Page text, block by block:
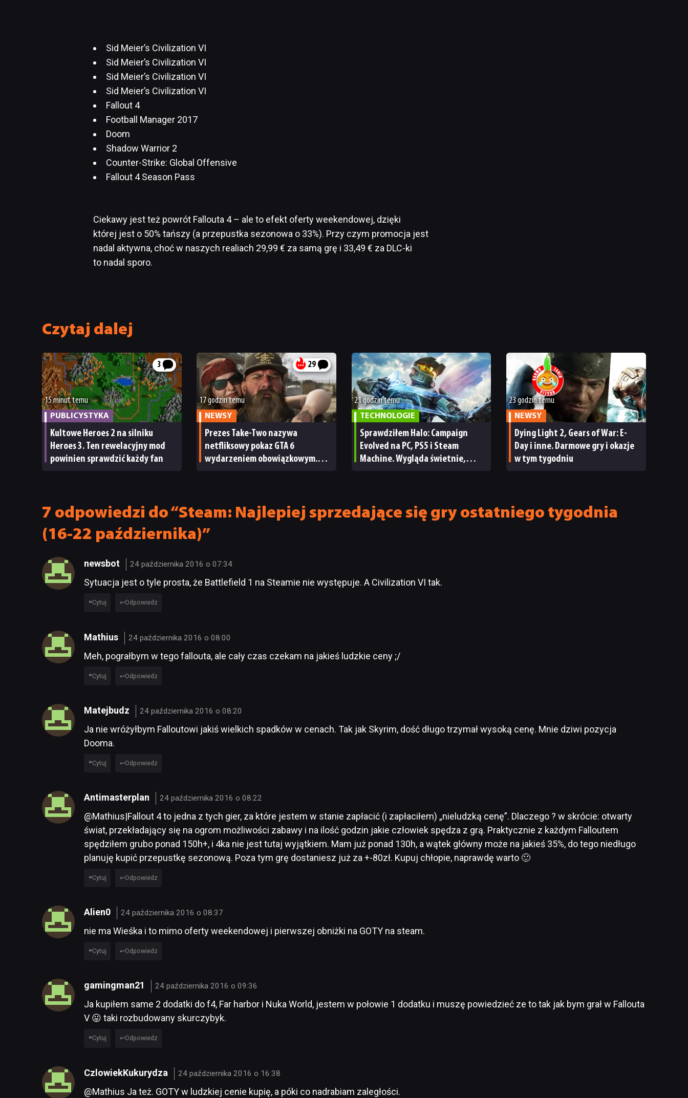
Sid Meier’s Civilization VI
Sid Meier’s Civilization VI
Sid Meier’s Civilization VI
Sid Meier’s Civilization VI
Fallout 4
Football Manager 2017
Doom
Shadow Warrior 2
Counter-Strike: Global Offensive
Fallout 4 Season Pass
Ciekawy jest też powrót Fallouta 4 – ale to efekt oferty weekendowej, dzięki
której jest o 50% tańszy (a przepustka sezonowa o 33%). Przy czym promocja jest
nadal aktywna, choć w naszych realiach 29,99 € za samą grę i 33,49 € za DLC-ki
to nadal sporo.
Czytaj dalej
3
15 minut temu
PUBLICYSTYKA
Kultowe Heroes 2 na silniku
Heroes 3. Ten rewelacyjny mod
powinien sprawdzić każdy fan
29
17 godzin temu
NEWSY
Prezes Take-Two nazywa
netfliksowy pokaz GTA 6
wydarzeniem obowiązkowym.
21 godzin temu
TECHNOLOGIE
Sprawdziłem Halo: Campaign
Evolved na PC, PS5 i Steam
Machine. Wygląda świetnie,
23 godzin temu
NEWSY
Dying Light 2, Gears of War: E-
Day i inne. Darmowe gry i okazje
w tym tygodniu
7 odpowiedzi do “Steam: Najlepiej sprzedające się gry ostatniego tygodnia
(16-22 października)”
newsbot 24 października 2016 o 07:34
Sytuacja jest o tyle prosta, że Battlefield 1 na Steamie nie występuje. A Civilization VI tak.
Cytuj Odpowiedz
Mathius 24 października 2016 o 08:00
Meh, pograłbym w tego fallouta, ale cały czas czekam na jakieś ludzkie ceny ;/
Cytuj Odpowiedz
Matejbudz 24 października 2016 o 08:20
Ja nie wróżyłbym Falloutowi jakiś wielkich spadków w cenach. Tak jak Skyrim, dość długo trzymał wysoką cenę. Mnie dziwi pozycja
Dooma.
Cytuj Odpowiedz
Antimasterplan 24 października 2016 o 08:22
@Mathius|Fallout 4 to jedna z tych gier, za które jestem w stanie zapłacić (i zapłaciłem) „nieludzką cenę”. Dlaczego ? w skrócie: otwarty
świat, przekładający się na ogrom możliwości zabawy i na ilość godzin jakie człowiek spędza z grą. Praktycznie z każdym Falloutem
spędziłem grubo ponad 150h+, i 4ka nie jest tutaj wyjątkiem. Mam już ponad 130h, a wątek główny może na jakieś 35%, do tego niedługo
planuję kupić przepustkę sezonową. Poza tym grę dostaniesz już za +-80zł. Kupuj chłopie, naprawdę warto 🙂
Cytuj Odpowiedz
Alien0 24 października 2016 o 08:37
nie ma Wieśka i to mimo oferty weekendowej i pierwszej obniżki na GOTY na steam.
Cytuj Odpowiedz
gamingman21 24 października 2016 o 09:36
Ja kupiłem same 2 dodatki do f4, Far harbor i Nuka World, jestem w połowie 1 dodatku i muszę powiedzieć ze to tak jak bym grał w Fallouta
V 😛 taki rozbudowany skurczybyk.
Cytuj Odpowiedz
CzlowiekKukurydza 24 października 2016 o 16:38
@Mathius Ja też. GOTY w ludzkiej cenie kupię, a póki co nadrabiam zaległości.